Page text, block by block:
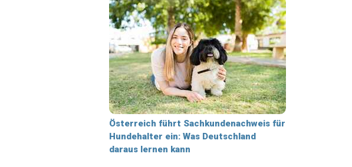
Österreich führt Sachkundenachweis für
Hundehalter ein: Was Deutschland
daraus lernen kann